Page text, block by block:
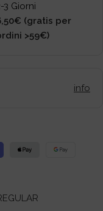
3 Giorni
(gratis per
>59€)
info